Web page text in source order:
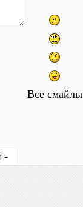
Все смайлы